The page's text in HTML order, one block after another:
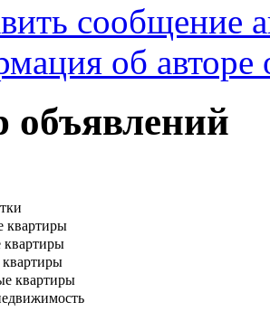
сообщение
об авторе
объявлений
квартиры
квартиры
квартиры